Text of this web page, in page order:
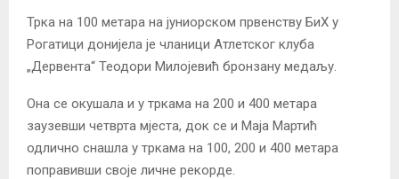
Трка на 100 метара на јуниорском првенству БиХ у
Рогатици донијела је чланици Атлетског клуба
„Дервента“ Теодори Милојевић бронзану медаљу.
Она се окушала и у тркама на 200 и 400 метара
заузевши четврта мјеста, док се и Маја Мартић
одлично снашла у тркама на 100, 200 и 400 метара
поправивши своје личне рекорде.